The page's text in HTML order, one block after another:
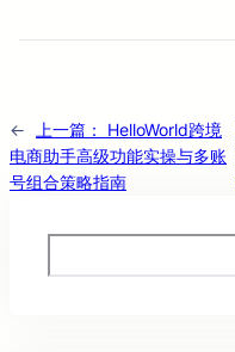
← 上一篇：
HelloWorld跨境
电商助手高级功能实操与多账
号组合策略指南